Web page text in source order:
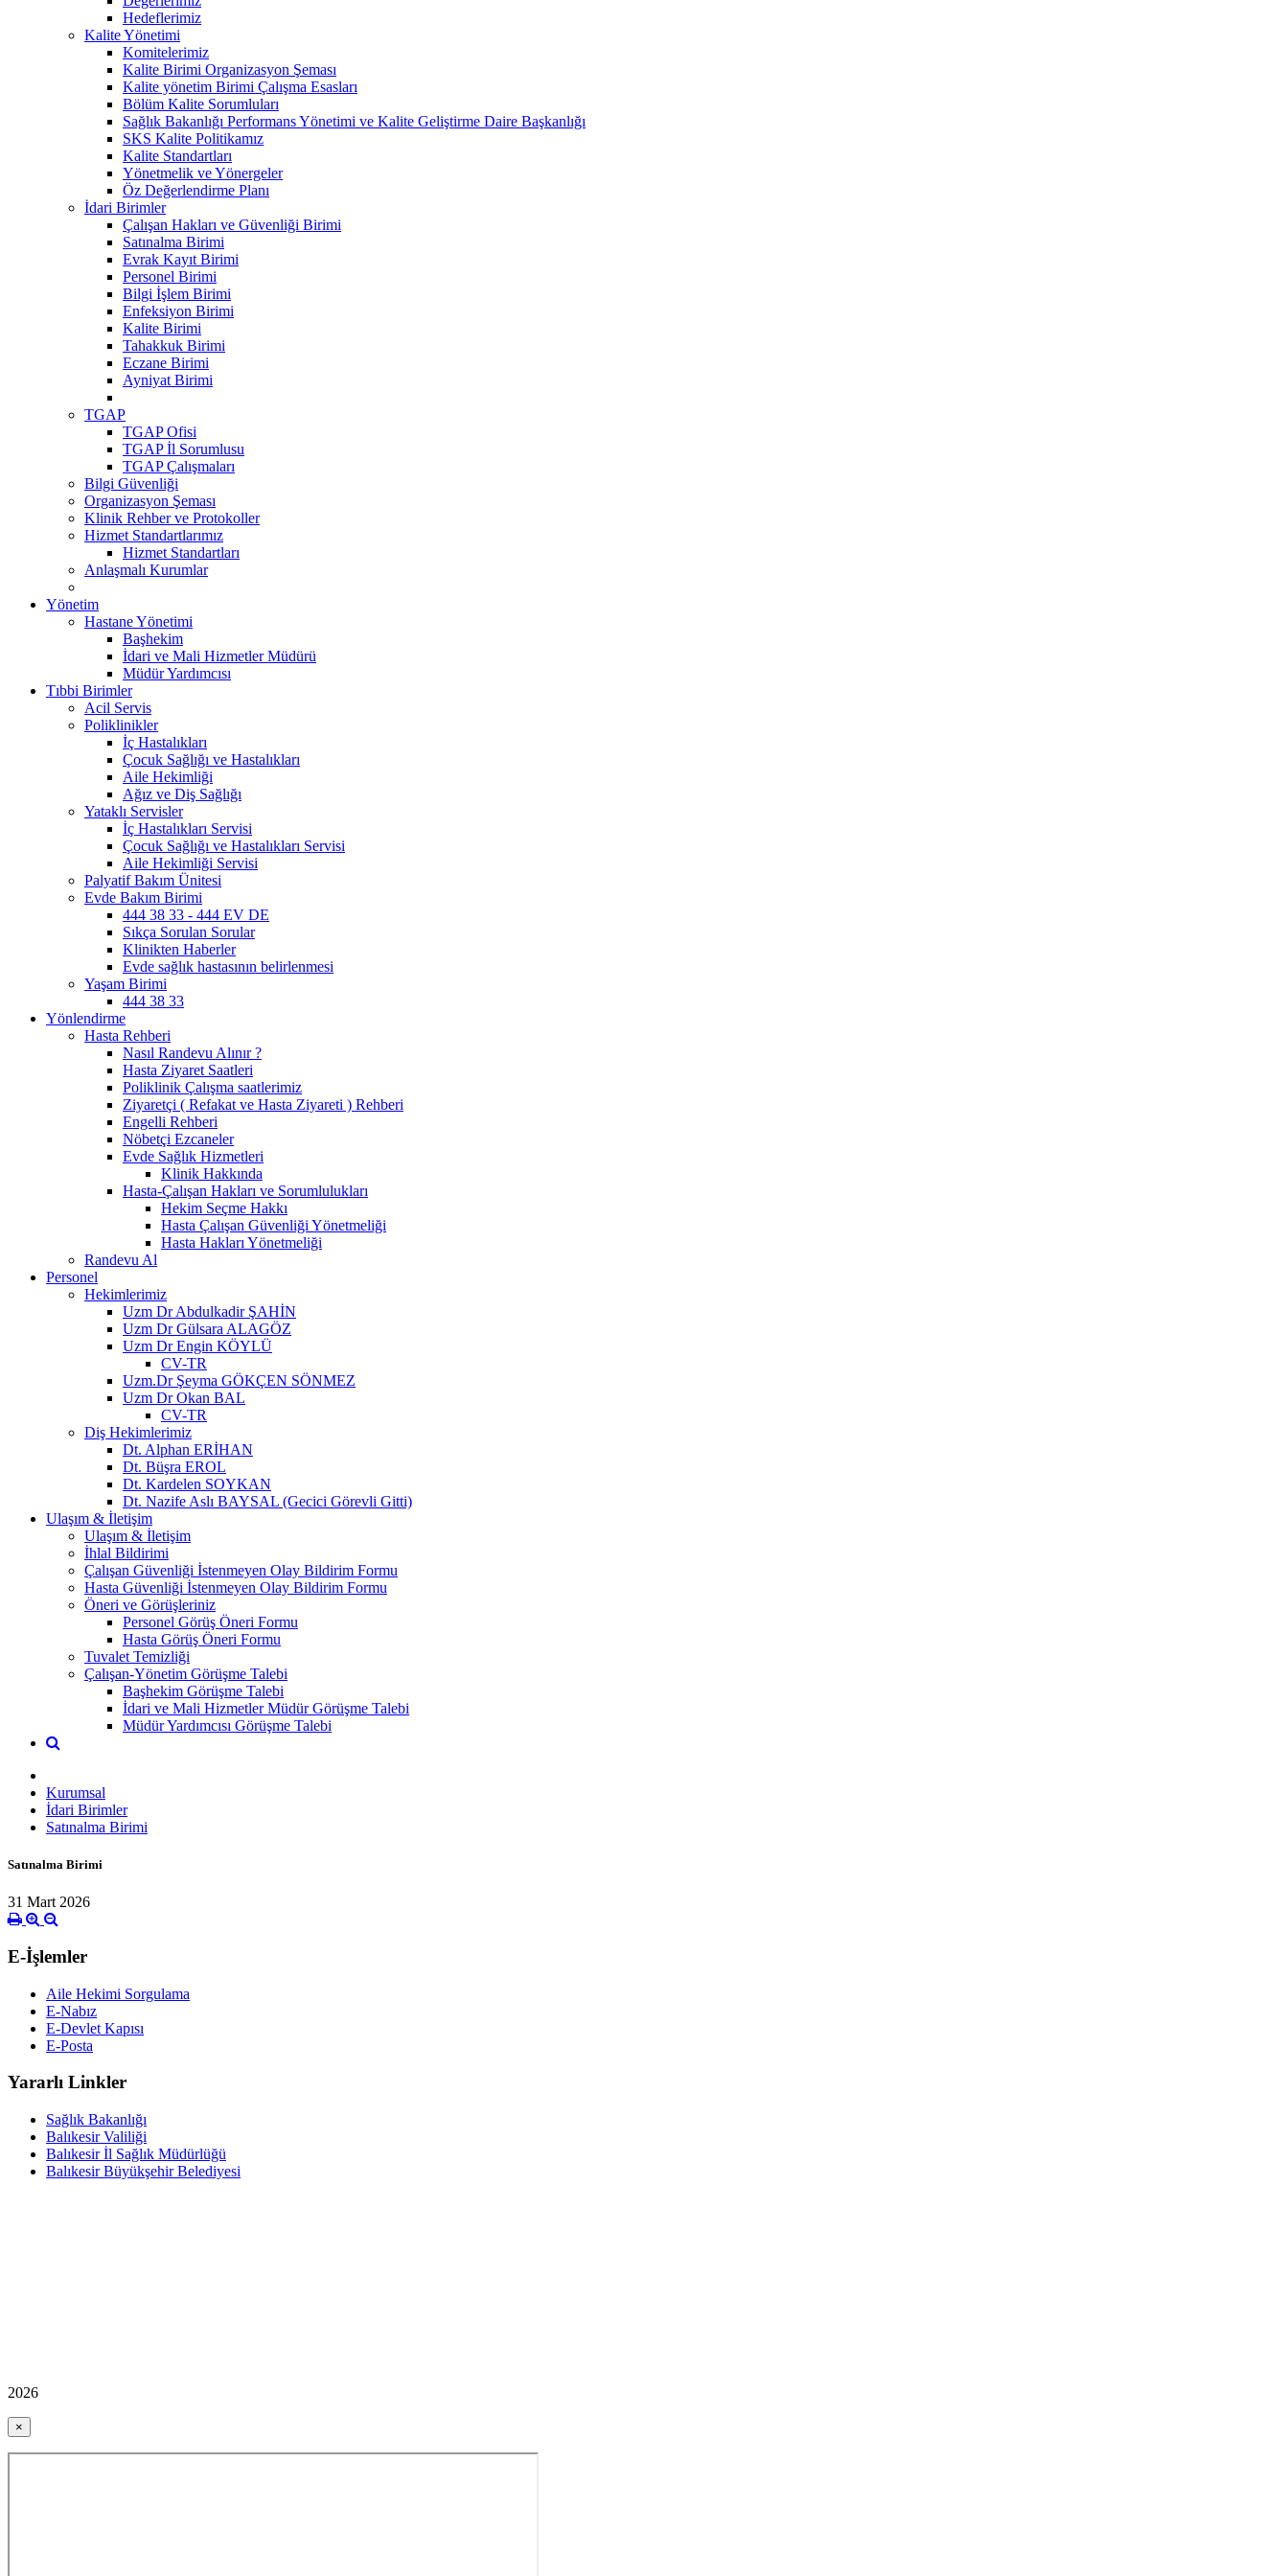
Hedeflerimiz
Kalite Yönetimi
Komitelerimiz
Kalite Birimi Organizasyon Şeması
Kalite yönetim Birimi Çalışma Esasları
Bölüm Kalite Sorumluları
Sağlık Bakanlığı Performans Yönetimi ve Kalite Geliştirme Daire Başkanlığı
SKS Kalite Politikamız
Kalite Standartları
Yönetmelik ve Yönergeler
Öz Değerlendirme Planı
İdari Birimler
Çalışan Hakları ve Güvenliği Birimi
Satınalma Birimi
Evrak Kayıt Birimi
Personel Birimi
Bilgi İşlem Birimi
Enfeksiyon Birimi
Kalite Birimi
Tahakkuk Birimi
Eczane Birimi
Ayniyat Birimi
TGAP
TGAP Ofisi
TGAP İl Sorumlusu
TGAP Çalışmaları
Bilgi Güvenliği
Organizasyon Şeması
Klinik Rehber ve Protokoller
Hizmet Standartlarımız
Hizmet Standartları
Anlaşmalı Kurumlar
Yönetim
Hastane Yönetimi
Başhekim
İdari ve Mali Hizmetler Müdürü
Müdür Yardımcısı
Tıbbi Birimler
Acil Servis
Poliklinikler
İç Hastalıkları
Çocuk Sağlığı ve Hastalıkları
Aile Hekimliği
Ağız ve Diş Sağlığı
Yataklı Servisler
İç Hastalıkları Servisi
Çocuk Sağlığı ve Hastalıkları Servisi
Aile Hekimliği Servisi
Palyatif Bakım Ünitesi
Evde Bakım Birimi
444 38 33 - 444 EV DE
Sıkça Sorulan Sorular
Klinikten Haberler
Evde sağlık hastasının belirlenmesi
Yaşam Birimi
444 38 33
Yönlendirme
Hasta Rehberi
Nasıl Randevu Alınır ?
Hasta Ziyaret Saatleri
Poliklinik Çalışma saatlerimiz
Ziyaretçi ( Refakat ve Hasta Ziyareti ) Rehberi
Engelli Rehberi
Nöbetçi Ezcaneler
Evde Sağlık Hizmetleri
Klinik Hakkında
Hasta-Çalışan Hakları ve Sorumlulukları
Hekim Seçme Hakkı
Hasta Çalışan Güvenliği Yönetmeliği
Hasta Hakları Yönetmeliği
Randevu Al
Personel
Hekimlerimiz
Uzm Dr Abdulkadir ŞAHİN
Uzm Dr Gülsara ALAGÖZ
Uzm Dr Engin KÖYLÜ
CV-TR
Uzm.Dr Şeyma GÖKÇEN SÖNMEZ
Uzm Dr Okan BAL
CV-TR
Diş Hekimlerimiz
Dt. Alphan ERİHAN
Dt. Büşra EROL
Dt. Kardelen SOYKAN
Dt. Nazife Aslı BAYSAL (Gecici Görevli Gitti)
Ulaşım & İletişim
Ulaşım & İletişim
İhlal Bildirimi
Çalışan Güvenliği İstenmeyen Olay Bildirim Formu
Hasta Güvenliği İstenmeyen Olay Bildirim Formu
Öneri ve Görüşleriniz
Personel Görüş Öneri Formu
Hasta Görüş Öneri Formu
Tuvalet Temizliği
Çalışan-Yönetim Görüşme Talebi
Başhekim Görüşme Talebi
İdari ve Mali Hizmetler Müdür Görüşme Talebi
Müdür Yardımcısı Görüşme Talebi
Kurumsal
İdari Birimler
Satınalma Birimi
Satınalma Birimi
31 Mart 2026
E-İşlemler
Aile Hekimi Sorgulama
E-Nabız
E-Devlet Kapısı
E-Posta
Yararlı Linkler
Sağlık Bakanlığı
Balıkesir Valiliği
Balıkesir İl Sağlık Müdürlüğü
Balıkesir Büyükşehir Belediyesi
2026
×